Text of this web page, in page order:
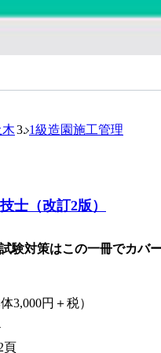
士（改訂2版）
木 1級造園施工管理
験対策はこの一冊でカバ
3,000円＋税）
頁